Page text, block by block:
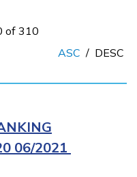
of 310
ASC / DESC
06/2021